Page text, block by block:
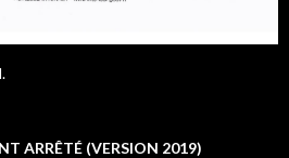
ARRÊTÉ (VERSION 2019)